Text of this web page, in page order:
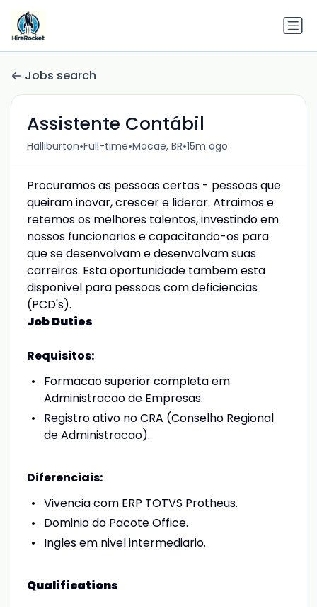
Jobs search
Assistente Contábil
Halliburton•Full-time•Macae, BR•15m ago
Procuramos as pessoas certas - pessoas que
queiram inovar, crescer e liderar. Atraimos e
retemos os melhores talentos, investindo em
nossos funcionarios e capacitando-os para
que se desenvolvam e desenvolvam suas
carreiras. Esta oportunidade tambem esta
disponivel para pessoas com deficiencias
(PCD's).
Job Duties
Requisitos:
Formacao superior completa em
Administracao de Empresas.
Registro ativo no CRA (Conselho Regional
de Administracao).
Diferenciais:
Vivencia com ERP TOTVS Protheus.
Dominio do Pacote Office.
Ingles em nivel intermediario.
Qualifications